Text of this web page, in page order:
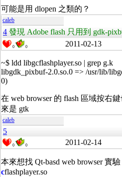
可能是用 dlopen 之類的？
caleb
4 發現 Adobe flash 只用到 gdk-
0 0 2011-02-13
~$ ldd libgcflashplayer.so | grep g.k
libgdk_pixbuf-2.0.so.0 => /usr/lib/
0)
在 web browser 的 flash 區域按右
來是 gtk
caleb
5
0 0 2011-02-14
本來想找 Qt-basd web browser 實
cflashplayer.so